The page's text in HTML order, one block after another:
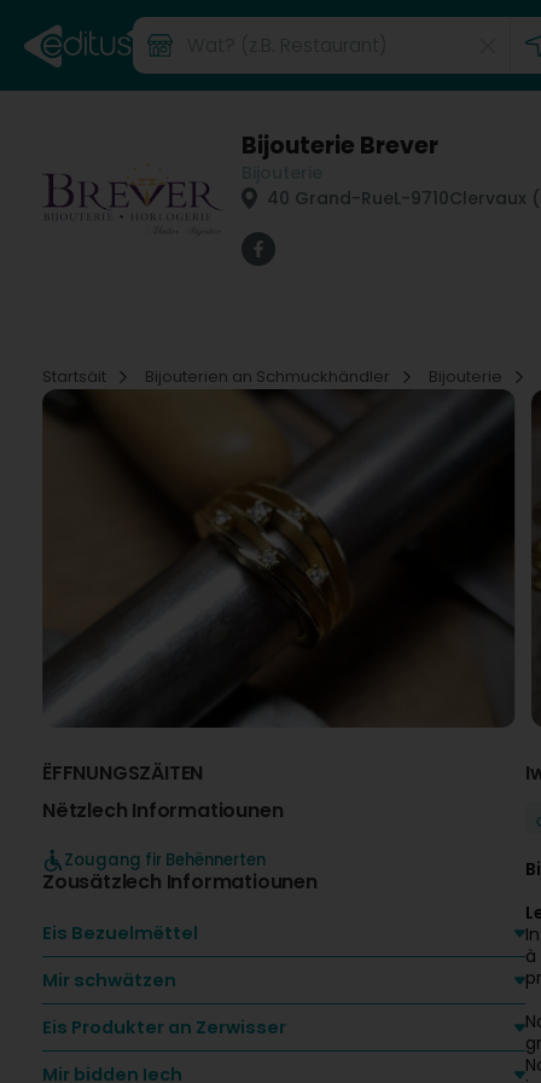
Bijouterie Brever
40 Grand-RueL-9710Clervaux
Startsäit Bijouterien an Schmuckhändler Bijouterie
ËFFNUNGSZÄITEN
Nëtzlech Informatiounen
Zougang fir Behënnerten
Zousätzlech Informatiounen
Eis Bezuelmëttel
Mir schwätzen
Eis Produkter an Zerwisser
Mir bidden Iech
à